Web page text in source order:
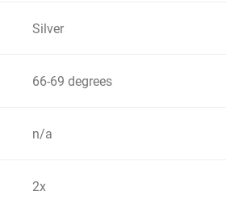
Silver
66-69 degrees
n/a
2x